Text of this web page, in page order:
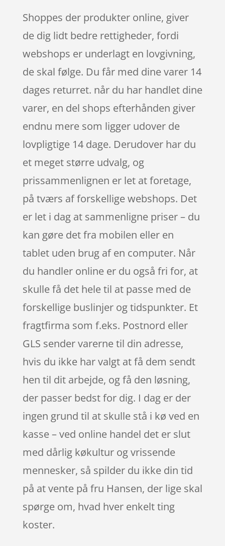
Shoppes der produkter online, giver
de dig lidt bedre rettigheder, fordi
webshops er underlagt en lovgivning,
de skal følge. Du får med dine varer 14
dages returret. når du har handlet dine
varer, en del shops efterhånden giver
endnu mere som ligger udover de
lovpligtige 14 dage. Derudover har du
et meget større udvalg, og
prissammenlignen er let at foretage,
på tværs af forskellige webshops. Det
er let i dag at sammenligne priser – du
kan gøre det fra mobilen eller en
tablet uden brug af en computer. Når
du handler online er du også fri for, at
skulle få det hele til at passe med de
forskellige buslinjer og tidspunkter. Et
fragtfirma som f.eks. Postnord eller
GLS sender varerne til din adresse,
hvis du ikke har valgt at få dem sendt
hen til dit arbejde, og få den løsning,
der passer bedst for dig. I dag er der
ingen grund til at skulle stå i kø ved en
kasse – ved online handel det er slut
med dårlig køkultur og vrissende
mennesker, så spilder du ikke din tid
på at vente på fru Hansen, der lige skal
spørge om, hvad hver enkelt ting
koster.